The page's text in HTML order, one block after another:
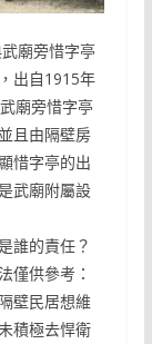
廟旁惜字亭
出自1915年
廟旁惜字亭
且由隔壁房
惜字亭的出
武廟附屬設
誰的責任？
僅供參考：
壁民居想維
積極去悍衛